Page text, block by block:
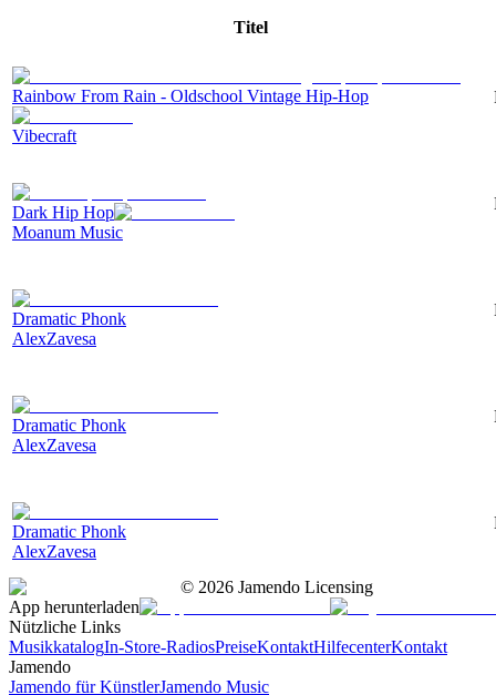
Titel
Rainbow From Rain - Oldschool Vintage Hip-Hop
Vibecraft
Dark Hip Hop
Moanum Music
Dramatic Phonk
AlexZavesa
Dramatic Phonk
AlexZavesa
Dramatic Phonk
AlexZavesa
© 2026 Jamendo Licensing
App herunterladen
Nützliche Links
MusikkatalogIn-Store-RadiosPreiseKontaktHilfecenterKontakt
Jamendo
Jamendo für KünstlerJamendo Music